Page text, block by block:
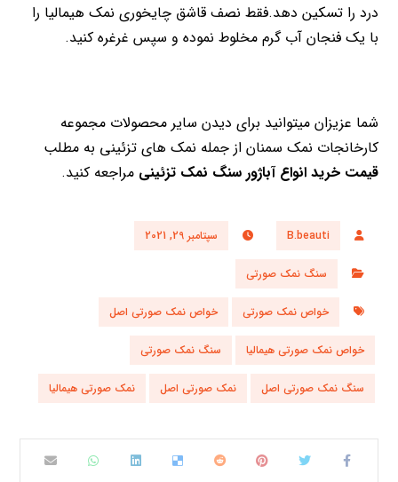
درد را تسکین دهد.فقط نصف قاشق چایخوری نمک هیمالیا را
با یک فنجان آب گرم مخلوط نموده و سپس غرغره کنید.
شما عزیزان میتوانید برای دیدن سایر محصولات مجموعه
کارخانجات نمک سمنان از جمله نمک های تزئینی به مطلب
قیمت خرید انواع آباژور سنگ نمک تزئینی مراجعه کنید.
B.beauti سپتامبر 29, 2021
سنگ نمک صورتی
خواص نمک صورتی خواص نمک صورتی اصل
خواص نمک صورتی هیمالیا سنگ نمک صورتی
سنگ نمک صورتی اصل نمک صورتی اصل نمک صورتی هیمالیا